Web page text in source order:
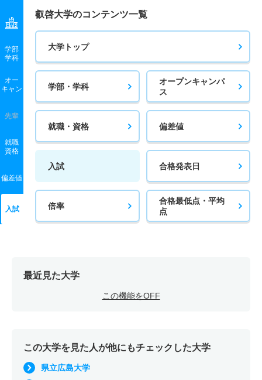
学部
学科
オー
キャン
先輩
就職
資格
偏差値
入試
叡啓大学のコンテンツ一覧
大学トップ
学部・学科
オープンキャンパ
ス
就職・資格 偏差値
入試 合格発表日
倍率
合格最低点・平均
点
最近見た大学
この機能をOFF
この大学を見た人が他にもチェックした大学
県立広島大学